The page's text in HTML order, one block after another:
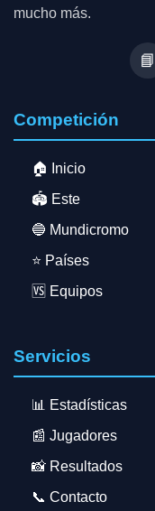
mucho más.
📘
Competición
🏠 Inicio
🏟️ Este
🔵 Mundicromo
⭐ Países
🆚 Equipos
Servicios
📊 Estadísticas
📰 Jugadores
📸 Resultados
📞 Contacto